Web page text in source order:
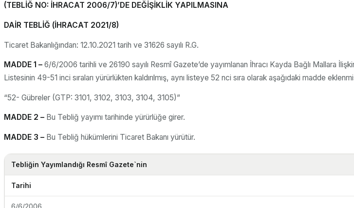
(TEBLİĞ NO: İHRACAT 2006/7)’DE DEĞİŞİKLİK YAPILMASINA
DAİR TEBLİĞ (İHRACAT 2021/8)
Ticaret Bakanlığından: 12.10.2021 tarih ve 31626 sayılı R.G.
MADDE 1 – 6/6/2006 tarihli ve 26190 sayılı Resmî Gazete’de yayımlanan İhracı Kayda Bağlı Mallara
Listesinin 49-51 inci sıraları yürürlükten kaldırılmış, aynı listeye 52 nci sıra olarak aşağıdaki madde
“52- Gübreler (GTP: 3101, 3102, 3103, 3104, 3105)”
MADDE 2 – Bu Tebliğ yayımı tarihinde yürürlüğe girer.
MADDE 3 – Bu Tebliğ hükümlerini Ticaret Bakanı yürütür.
Tebliğin Yayımlandığı Resmî Gazete`nin
Tarihi
6/6/2006